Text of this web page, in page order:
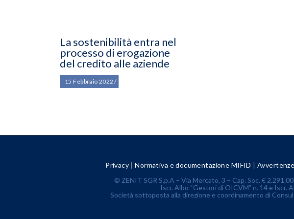
La sostenibilità entra nel
processo di erogazione
del credito alle aziende
15 Febbraio 2022
Privacy |Normativa e documentazione MIFID |Avvertenze
© ZENIT SGR S.p.A – Via Mercato, 3 – Cap. Soc. €
Iscr. Albo “Gestori di OICVM” n. 14 e Iscr.
Società sottoposta alla direzione e coordinamento di